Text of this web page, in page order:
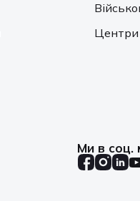
Центри
Ми в соц.